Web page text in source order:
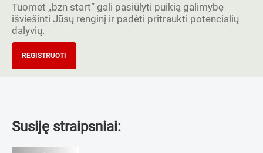
Tuomet „bzn start” gali pasiūlyti puikią galimybę
išviešinti Jūsų renginį ir padėti pritraukti potencialių
dalyvių.
REGISTRUOTI
Susiję straipsniai: